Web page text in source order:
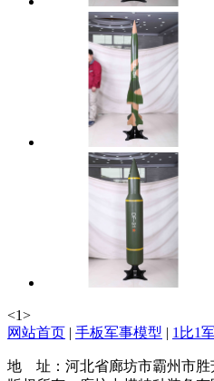
<1>
网站首页 | 手板军事模型 | 1比1
地 址：河北省廊坊市霸州市